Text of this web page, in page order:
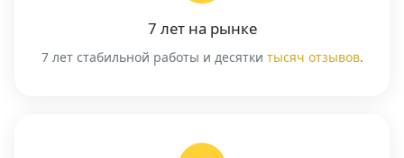
7 лет на рынке
7 лет стабильной работы и десятки тысяч отзывов.